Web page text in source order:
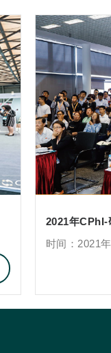
2021年
时间：2021